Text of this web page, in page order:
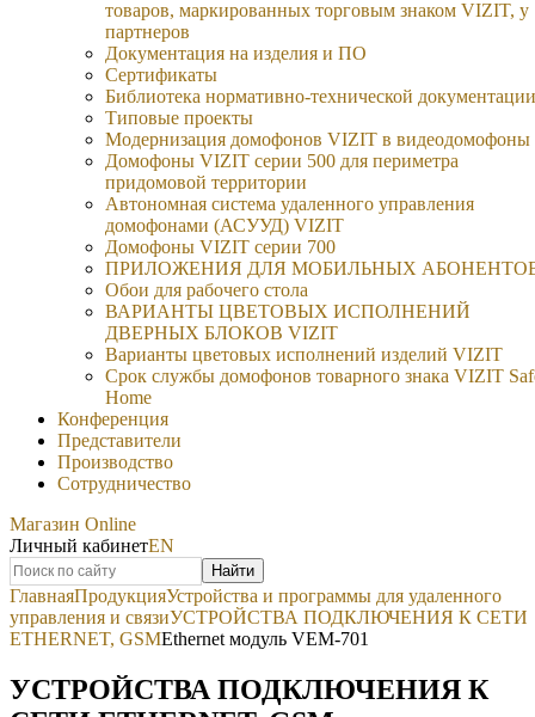
товаров, маркированных торговым знаком VIZIT, у
партнеров
Документация на изделия и ПО
Сертификаты
Библиотека нормативно-технической документации
Типовые проекты
Модернизация домофонов VIZIT в видеодомофоны
Домофоны VIZIT серии 500 для периметра
придомовой территории
Автономная система удаленного управления
домофонами (АСУУД) VIZIT
Домофоны VIZIT серии 700
ПРИЛОЖЕНИЯ ДЛЯ МОБИЛЬНЫХ
Обои для рабочего стола
ВАРИАНТЫ ЦВЕТОВЫХ ИСПОЛНЕНИЙ
ДВЕРНЫХ БЛОКОВ VIZIT
Варианты цветовых исполнений изделий VIZIT
Срок службы домофонов товарного знака VIZIT
Home
Конференция
Представители
Производство
Сотрудничество
Магазин Online
Личный кабинетEN
Найти
ГлавнаяПродукцияУстройства и программы для удаленного
управления и связиУСТРОЙСТВА ПОДКЛЮЧЕНИЯ К СЕТИ
ETHERNET, GSMEthernet модуль VEM-701
УСТРОЙСТВА ПОДКЛЮЧЕНИЯ К